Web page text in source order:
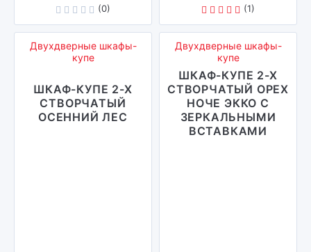
(0) (1)
Двухдверные шкафы-
купе
ШКАФ-КУПЕ 2-Х
СТВОРЧАТЫЙ
ОСЕННИЙ ЛЕС
Двухдверные шкафы-
купе
ШКАФ-КУПЕ 2-Х
СТВОРЧАТЫЙ ОРЕХ
НОЧЕ ЭККО С
ЗЕРКАЛЬНЫМИ
ВСТАВКАМИ